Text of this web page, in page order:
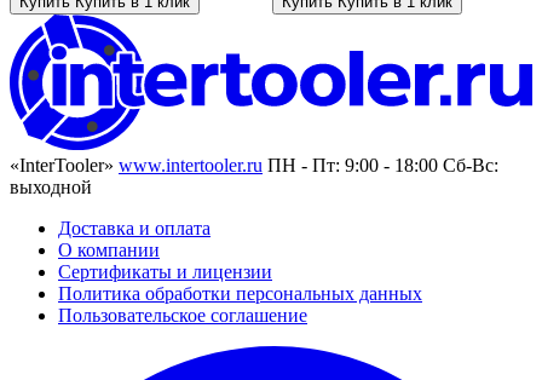
«InterTooler» www.intertooler.ru ПН - Пт: 9:00 - 18:00 Сб-Вс:
выходной
Доставка и оплата
О компании
Сертификаты и лицензии
Политика обработки персональных данных
Пользовательское соглашение